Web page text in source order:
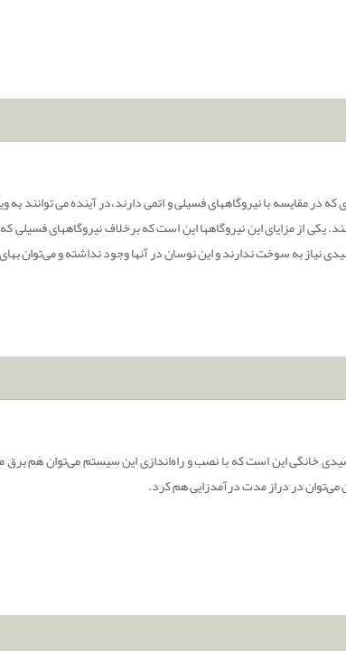
که در مقایسه با نیروگاههای فسیلی و اتمی دارند،در آینده می توانند
یکی از مزایای این نیروگاهها این است که برخلاف نیروگاههای
نیاز به سوخت ندارند و این نوسان در آنها وجود نداشته و می‌توان
خانگی این است که با نصب و راه‌اندازی این سیستم می‌توان هم برق
می‌توان در دراز مدت درآمدزایی هم کرد.